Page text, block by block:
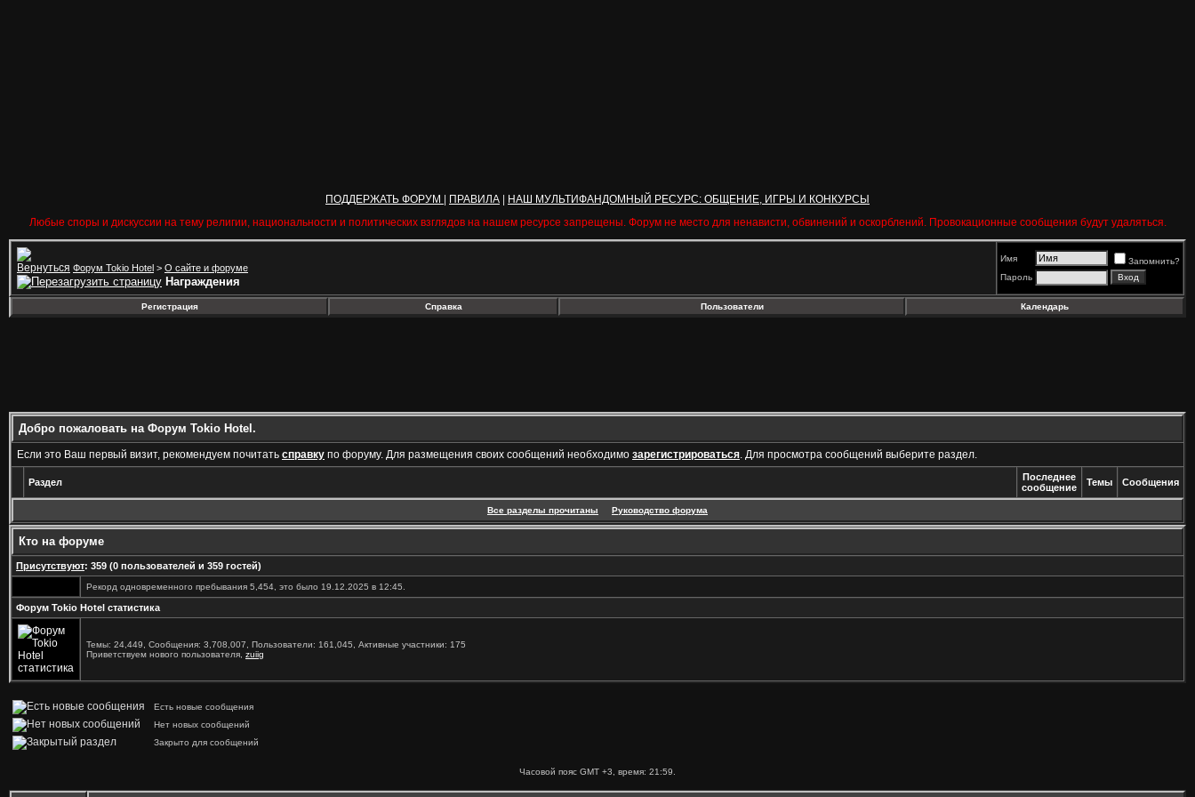
ПОДДЕРЖАТЬ ФОРУМ ПРАВИЛА
НАШ МУЛЬТИФАНДОМНЫЙ РЕСУРС: ОБЩЕНИЕ, ИГРЫ И КОНКУРСЫ
Любые споры и дискуссии на тему религии, национальности и политических взглядов на нашем ресурсе запрещены. Форум не место для ненависти, обвинений и оскорблений. Провокационные сообщения будут удаляться.
Форум Tokio Hotel > О сайте и форуме
Награждения
Имя
Запомнить?
Пароль
Регистрация Справка Пользователи Календарь
Добро пожаловать на Форум Tokio Hotel.
Если это Ваш первый визит, рекомендуем почитать справку по форуму. Для размещения своих сообщений необходимо зарегистрироваться. Для просмотра сообщений выберите раздел.
Раздел
Последнее
сообщение
Темы Сообщения
Все разделы прочитаны Руководство форума
Кто на форуме
Присутствуют: 359 (0 пользователей и 359 гостей)
Рекорд одновременного пребывания 5,454, это было 19.12.2025 в 12:45.
Форум Tokio Hotel статистика
Темы: 24,449, Сообщения: 3,708,007, Пользователи: 161,045, Активные участники: 175
Приветствуем нового пользователя, zuiig
Есть новые сообщения
Нет новых сообщений
Закрыто для сообщений
Часовой пояс GMT +3, время: 21:59